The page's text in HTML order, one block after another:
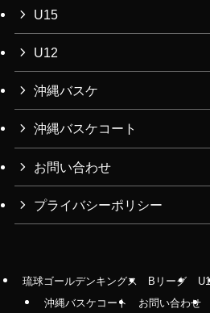
U15
U12
沖縄バスケ
沖縄バスケコート
お問い合わせ
プライバシーポリシー
琉球ゴールデンキングス Bリーグ
沖縄バスケコート
お問い合わせ